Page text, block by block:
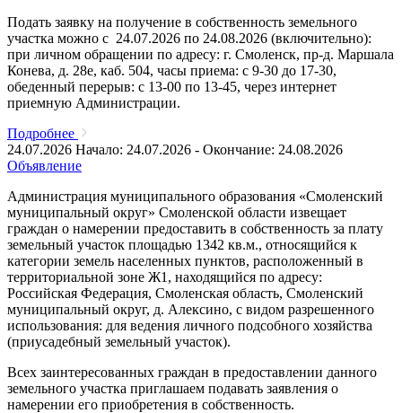
Подать заявку на получение в собственность земельного
участка можно с 24.07.2026 по 24.08.2026 (включительно):
при личном обращении по адресу: г. Смоленск, пр-д. Маршала
Конева, д. 28е, каб. 504, часы приема: с 9-30 до 17-30,
обеденный перерыв: с 13-00 по 13-45, через интернет
приемную Администрации.
Подробнее
24.07.2026 Начало: 24.07.2026 - Окончание: 24.08.2026
Объявление
Администрация муниципального образования «Смоленский
муниципальный округ» Смоленской области извещает
граждан о намерении предоставить в собственность за плату
земельный участок площадью 1342 кв.м., относящийся к
категории земель населенных пунктов, расположенный в
территориальной зоне Ж1, находящийся по адресу:
Российская Федерация, Смоленская область, Смоленский
муниципальный округ, д. Алексино, с видом разрешенного
использования: для ведения личного подсобного хозяйства
(приусадебный земельный участок).
Всех заинтересованных граждан в предоставлении данного
земельного участка приглашаем подавать заявления о
намерении его приобретения в собственность.